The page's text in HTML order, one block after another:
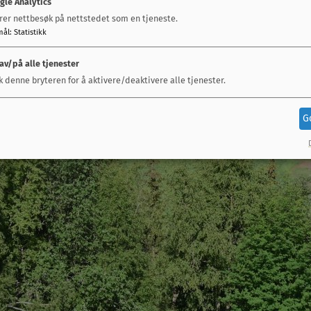
kommer inn går til kaffe og kjeks til deltakerne, litt
instruktører.
vil gjerne komme seg ut mer. Vil du ha besøk til ditt
nettbesøk på nettstedet som en tjeneste.
: Statistikk
på alle tjenester
denne bryteren for å aktivere/deaktivere alle tjenester.